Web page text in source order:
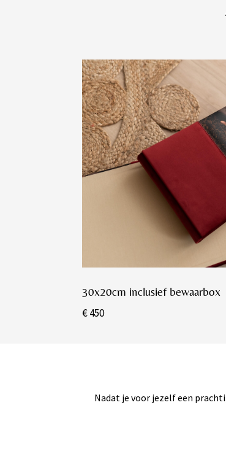
30x20cm inclusief bewaarbox
€ 450
Nadat je voor jezelf een